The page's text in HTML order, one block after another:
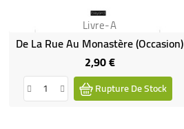
Livre-A
De La Rue Au Monastère (Occasion)
2,90 €Prix
Rupture De Stock